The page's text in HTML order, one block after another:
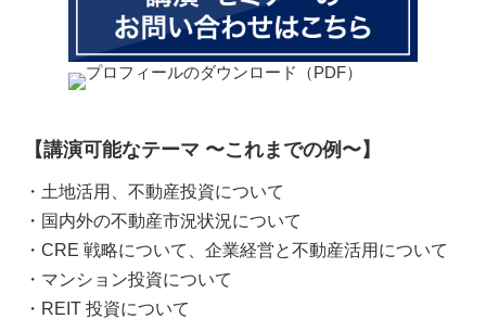
【講演可能なテーマ 〜これまでの例〜】
・土地活用、不動産投資について
・国内外の不動産市況状況について
・CRE 戦略について、企業経営と不動産活用について
・マンション投資について
・REIT 投資について